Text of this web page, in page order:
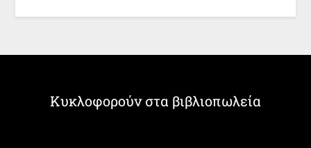
Κυκλοφορούν στα βιβλιοπωλεία